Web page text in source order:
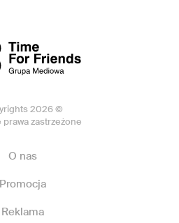
2026 ©
prawa zastrzeżone
O nas
Promocja
Reklama